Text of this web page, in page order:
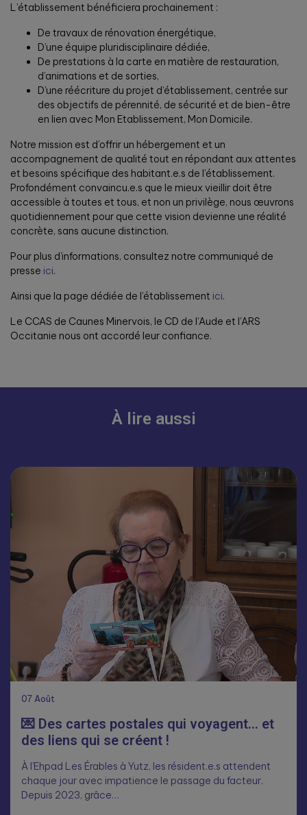
L’établissement bénéficiera prochainement :
De travaux de rénovation énergétique,
D’une équipe pluridisciplinaire dédiée,
De prestations à la carte en matière de restauration,
d’animations et de sorties,
D’une réécriture du projet d’établissement, centrée sur
des objectifs de pérennité, de sécurité et de bien-être
en lien avec Mon Etablissement, Mon Domicile.
Notre mission est d’offrir un hébergement et un
accompagnement de qualité tout en répondant aux attentes
et besoins spécifique des habitant.e.s de l’établissement.
Profondément convaincu.e.s que le mieux vieillir doit être
accessible à toutes et tous, et non un privilège, nous œuvrons
quotidiennement pour que cette vision devienne une réalité
concrète, sans aucune distinction.
Pour plus d’informations, consultez notre communiqué de
presse ici.
Ainsi que la page dédiée de l’établissement ici.
Le CCAS de Caunes Minervois, le CD de l’Aude et l’ARS
Occitanie nous ont accordé leur confiance.
À lire aussi
07 Août
💌 Des cartes postales qui voyagent… et
des liens qui se créent !
À l’Ehpad Les Érables à Yutz, les résident.e.s attendent
chaque jour avec impatience le passage du facteur.
Depuis 2023, grâce…